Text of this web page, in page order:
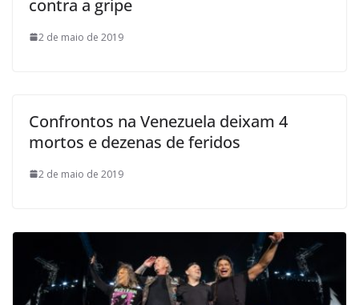
contra a gripe
2 de maio de 2019
Confrontos na Venezuela deixam 4
mortos e dezenas de feridos
2 de maio de 2019